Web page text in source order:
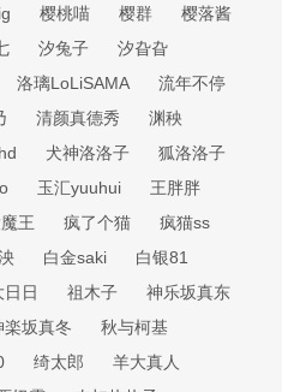
樱桃喵 樱群
樱落酱
汐兔子
汐旮旮
洛璃LoLiSAMA
流年不停
清颜真德秀
渊秧
犬神洛洛子
狐洛洛子
玉汇yuuhui
王胖胖
王 疯了个猫
疯猫ss
白金saki
白银81
日 祖木子
神乐坂真东
楽坂真冬
秋与柯基
绮太郎
羊大真人